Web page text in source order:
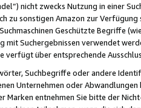
nicht zwecks Nutzung in einer
zu sonstigen Amazon zur
Geschützte Begriffe
mit Suchergebnissen verwendet
verfügt über entsprechende
Suchbegriffe oder andere
Unternehmen oder
Marken entnehmen Sie bitte der